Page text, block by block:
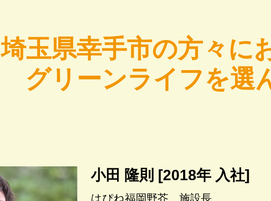
埼玉県幸手市の方々に
グリーンライフを選
小田 隆則 [2018年 入社]
はぴね福岡野芥 施設長